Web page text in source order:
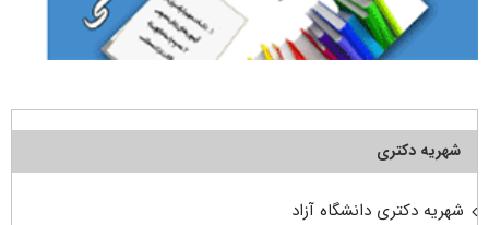
شهریه دکتری
شهریه دکتری دانشگاه آزاد